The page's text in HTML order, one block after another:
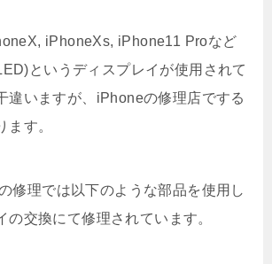
iPhoneXs, iPhone11 Proなど
というディスプレイが使用されて
違いますが、iPhoneの修理店でする
ます。
修理では以下のような部品を使用し
の交換にて修理されています。